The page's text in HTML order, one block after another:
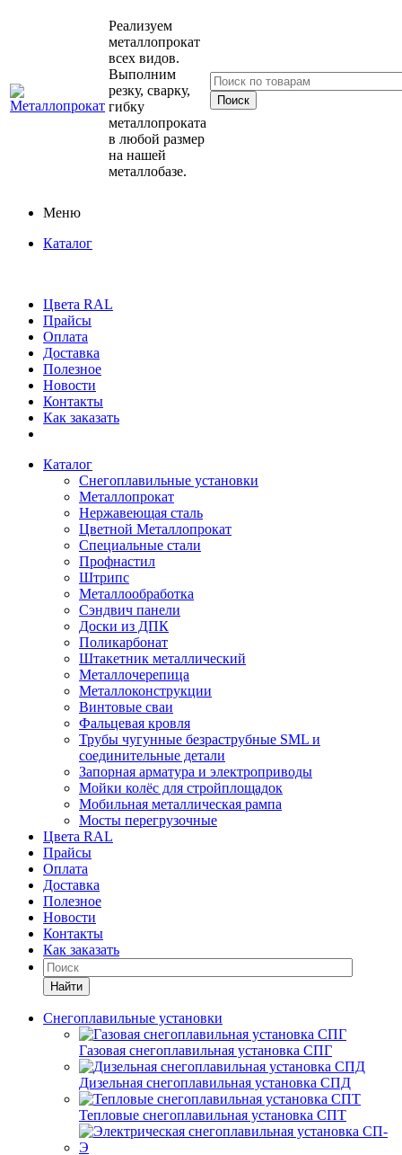
Реализуем
металлопрокат
всех видов.
Выполним
резку, сварку,
гибку
металлопроката
в любой размер
на нашей
металлобазе.
Меню
Каталог
Цвета RAL
Прайсы
Оплата
Доставка
Полезное
Новости
Контакты
Как заказать
Каталог
Снегоплавильные установки
Металлопрокат
Нержавеющая сталь
Цветной Металлопрокат
Специальные стали
Профнастил
Штрипс
Металлообработка
Сэндвич панели
Доски из ДПК
Поликарбонат
Штакетник металлический
Металлочерепица
Металлоконструкции
Винтовые сваи
Фальцевая кровля
Трубы чугунные безраструбные SML и
соединительные детали
Запорная арматура и электроприводы
Мойки колёс для стройплощадок
Мобильная металлическая рампа
Мосты перегрузочные
Цвета RAL
Прайсы
Оплата
Доставка
Полезное
Новости
Контакты
Как заказать
Найти
Снегоплавильные установки
Газовая снегоплавильная установка СПГ
Дизельная снегоплавильная установка СПД
Тепловые снегоплавильная установка СПТ